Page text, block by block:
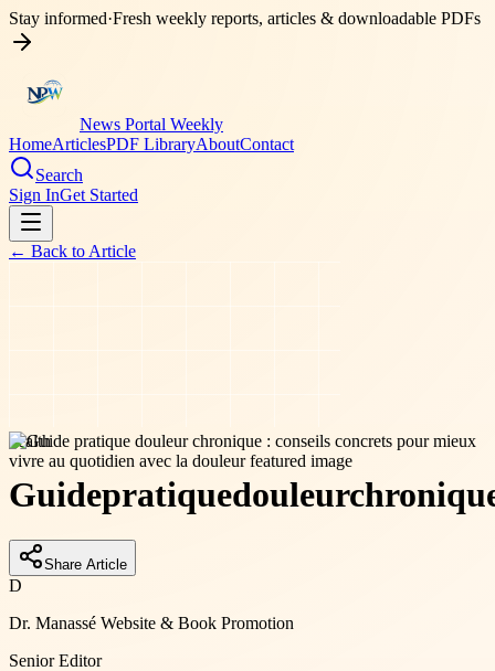
Stay informed·Fresh weekly reports, articles & downloadable PDFs
News Portal Weekly
HomeArticlesPDF LibraryAboutContact
Search
Sign InGet Started
← Back to Article
health
Guidepratiquedouleur
Share Article
D
Dr. Manassé Website & Book Promotion
Senior Editor